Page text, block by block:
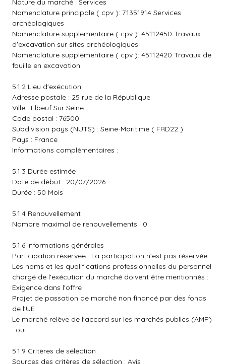
Nature du marché : Services
Nomenclature principale ( cpv ): 71351914 Services
archéologiques
Nomenclature supplémentaire ( cpv ): 45112450 Travaux
d'excavation sur sites archéologiques
Nomenclature supplémentaire ( cpv ): 45112420 Travaux de
fouille en excavation
5.1.2 Lieu d'exécution
Adresse postale : 25 rue de la République
Ville : Elbeuf Sur Seine
Code postal : 76500
Subdivision pays (NUTS) : Seine-Maritime ( FRD22 )
Pays : France
Informations complémentaires :
5.1.3 Durée estimée
Date de début : 20/07/2026
Durée : 50 Mois
5.1.4 Renouvellement
Nombre maximal de renouvellements : 0
5.1.6 Informations générales
Participation réservée : La participation n'est pas réservée.
Les noms et les qualifications professionnelles du personnel
chargé de l'exécution du marché doivent être mentionnés :
Exigence dans l'offre
Projet de passation de marché non financé par des fonds
de l'UE
Le marché relève de l'accord sur les marchés publics (AMP)
: oui
5.1.9 Critères de sélection
Sources des critères de sélection : Avis